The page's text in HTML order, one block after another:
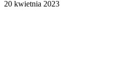
20 kwietnia 2023